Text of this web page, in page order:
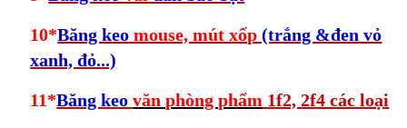
10*Băng keo mouse, mút xốp (trắng &đen vỏ
xanh, đỏ...)
11*Băng keovăn phòng phẩm 1f2, 2f4 các loại